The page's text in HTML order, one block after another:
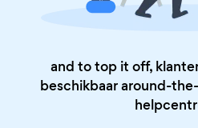
and to top it off,
beschikbaar around-